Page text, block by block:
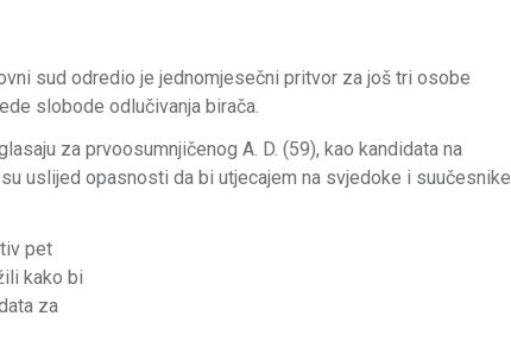
sud odredio je jednomjesečni pritvor za još tri osobe
slobode odlučivanja birača.
za prvoosumnjičenog A. D. (59), kao kandidata na
uslijed opasnosti da bi utjecajem na svjedoke i suučesnike
pet
kako bi
za